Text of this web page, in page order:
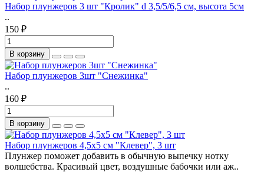
Набор плунжеров 3 шт "Кролик" d 3,5/5/6,5 см, высота 5см
..
150 ₽
В корзину
Набор плунжеров 3шт "Снежинка"
..
160 ₽
В корзину
Набор плунжеров 4,5х5 см "Клевер", 3 шт
Плунжер поможет добавить в обычную выпечку нотку
волшебства. Красивый цвет, воздушные бабочки или аж..